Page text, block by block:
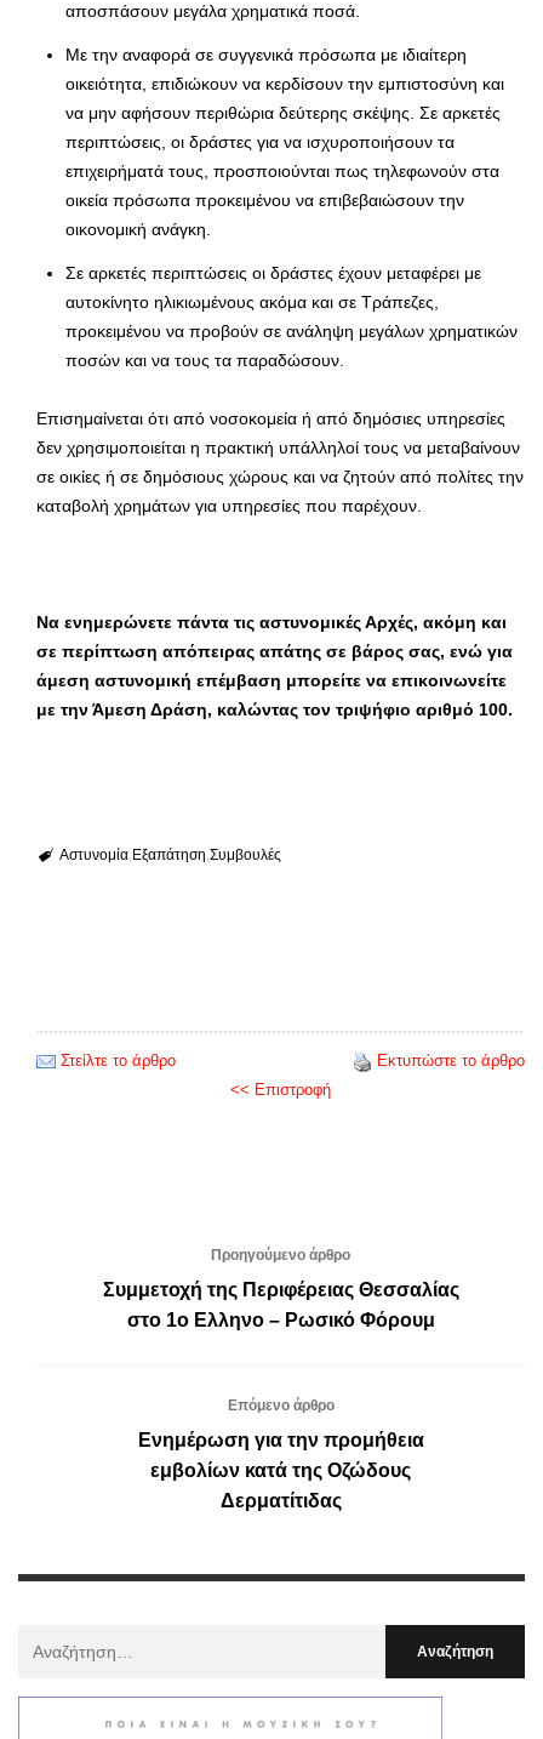
αποσπάσουν μεγάλα χρηματικά ποσά.
Με την αναφορά σε συγγενικά πρόσωπα με ιδιαίτερη
οικειότητα, επιδιώκουν να κερδίσουν την εμπιστοσύνη και
να μην αφήσουν περιθώρια δεύτερης σκέψης. Σε αρκετές
περιπτώσεις, οι δράστες για να ισχυροποιήσουν τα
επιχειρήματά τους, προσποιούνται πως τηλεφωνούν στα
οικεία πρόσωπα προκειμένου να επιβεβαιώσουν την
οικονομική ανάγκη.
Σε αρκετές περιπτώσεις οι δράστες έχουν μεταφέρει με
αυτοκίνητο ηλικιωμένους ακόμα και σε Τράπεζες,
προκειμένου να προβούν σε ανάληψη μεγάλων χρηματικών
ποσών και να τους τα παραδώσουν.
Επισημαίνεται ότι από νοσοκομεία ή από δημόσιες υπηρεσίες
δεν χρησιμοποιείται η πρακτική υπάλληλοί τους να μεταβαίνουν
σε οικίες ή σε δημόσιους χώρους και να ζητούν από πολίτες την
καταβολή χρημάτων για υπηρεσίες που παρέχουν.
Να ενημερώνετε πάντα τις αστυνομικές Αρχές, ακόμη και
σε περίπτωση απόπειρας απάτης σε βάρος σας, ενώ για
άμεση αστυνομική επέμβαση μπορείτε να επικοινωνείτε
με την Άμεση Δράση, καλώντας τον τριψήφιο αριθμό 100.
Αστυνομία Εξαπάτηση Συμβουλές
Στείλτε το άρθρο
Εκτυπώστε το άρθρο
<< Επιστροφή
Προηγούμενο άρθρο
Συμμετοχή της Περιφέρειας Θεσσαλίας
στο 1ο Ελληνο – Ρωσικό Φόρουμ
Επόμενο άρθρο
Ενημέρωση για την προμήθεια
εμβολίων κατά της Οζώδους
Δερματίτιδας
: